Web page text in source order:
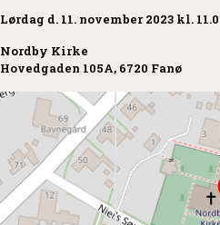
Lørdag d. 11. november 2023 kl.
Nordby Kirke
Hovedgaden 105A, 6720 Fanø